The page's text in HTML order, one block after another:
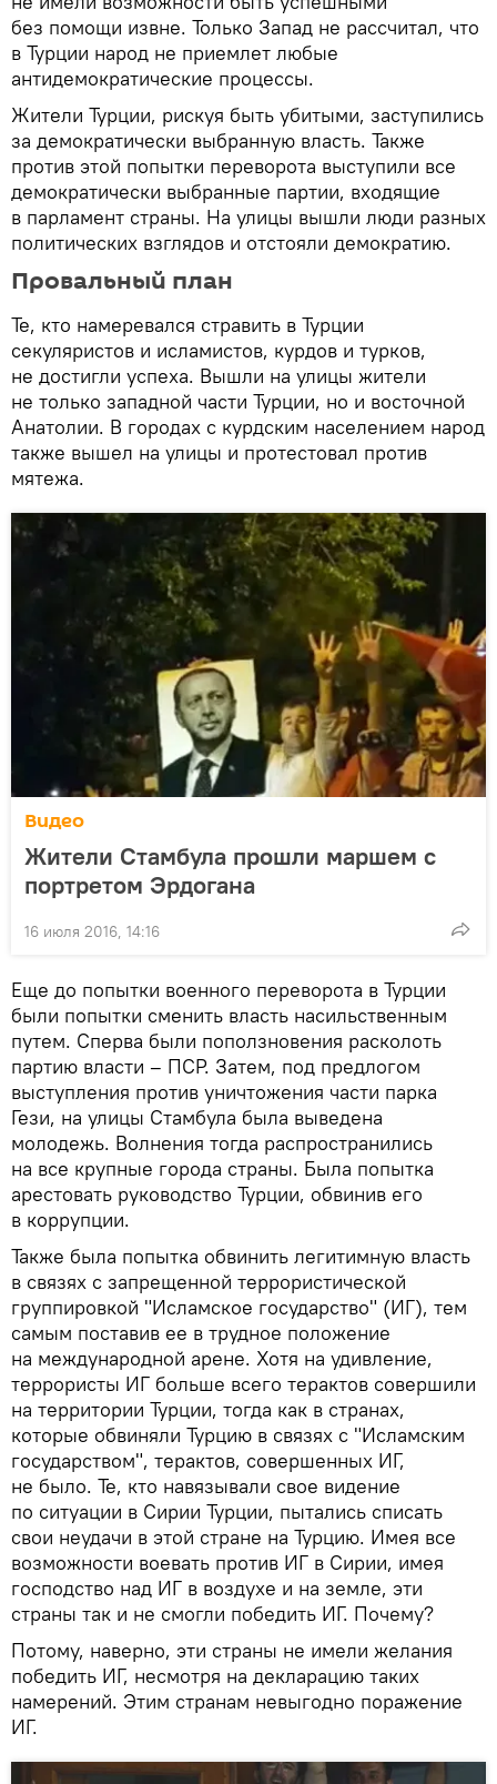
без помощи извне. Только Запад не рассчитал, что
в Турции народ не приемлет любые
антидемократические процессы.
Жители Турции, рискуя быть убитыми, заступились
за демократически выбранную власть. Также
против этой попытки переворота выступили все
демократически выбранные партии, входящие
в парламент страны. На улицы вышли люди разных
политических взглядов и отстояли демократию.
Провальный план
Те, кто намеревался стравить в Турции
секуляристов и исламистов, курдов и турков,
не достигли успеха. Вышли на улицы жители
не только западной части Турции, но и восточной
Анатолии. В городах с курдским населением народ
также вышел на улицы и протестовал против
мятежа.
Видео
Жители Стамбула прошли маршем с
портретом Эрдогана
16 июля 2016, 14:16
Еще до попытки военного переворота в Турции
были попытки сменить власть насильственным
путем. Сперва были поползновения расколоть
партию власти – ПСР. Затем, под предлогом
выступления против уничтожения части парка
Гези, на улицы Стамбула была выведена
молодежь. Волнения тогда распространились
на все крупные города страны. Была попытка
арестовать руководство Турции, обвинив его
в коррупции.
Также была попытка обвинить легитимную власть
в связях с запрещенной террористической
группировкой "Исламское государство" (ИГ), тем
самым поставив ее в трудное положение
на международной арене. Хотя на удивление,
террористы ИГ больше всего терактов совершили
на территории Турции, тогда как в странах,
которые обвиняли Турцию в связях с "Исламским
государством", терактов, совершенных ИГ,
не было. Те, кто навязывали свое видение
по ситуации в Сирии Турции, пытались списать
свои неудачи в этой стране на Турцию. Имея все
возможности воевать против ИГ в Сирии, имея
господство над ИГ в воздухе и на земле, эти
страны так и не смогли победить ИГ. Почему?
Потому, наверно, эти страны не имели желания
победить ИГ, несмотря на декларацию таких
намерений. Этим странам невыгодно поражение
ИГ.